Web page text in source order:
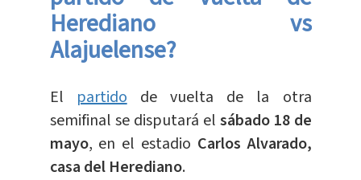
Herediano vs
Alajuelense?
El partidode vuelta de la otra
semifinal se disputará el sábado 18 de
mayo, en el estadio Carlos Alvarado,
casa del Herediano.